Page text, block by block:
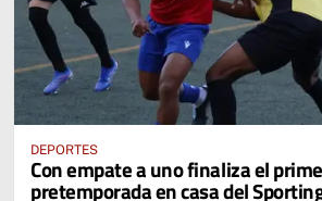
DEPORTES
Con empate a uno finaliza el
pretemporada en casa del